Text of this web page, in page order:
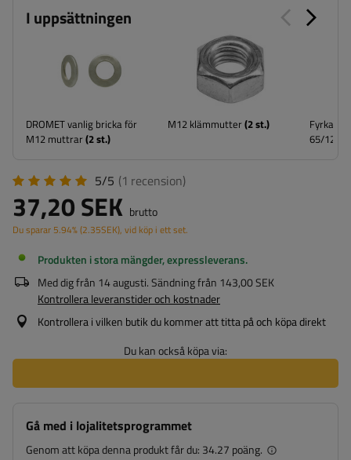
I uppsättningen
DROMET vanlig bricka för
M12 muttrar (2st.)
M12 klämmutter (2st.)
65/122/
5/5 (1 recension)
37,20 SEK brutto
Du sparar 5.94%(2.35SEK), vid köp i ett set.
Produkten i stora mängder, expressleverans
Med dig från 14 augusti. Sändning från 143,00 SEK
Kontrollera leveranstider och kostnader
Kontrollera i vilken butik du kommer att titta på och köpa direkt
Du kan också köpa via:
Gå med i lojalitetsprogrammet
Genom att köpa denna produkt får du: 34.27 poäng.